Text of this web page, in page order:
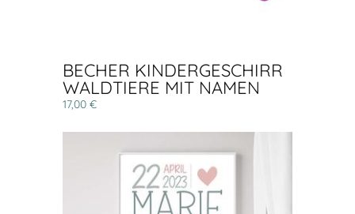
BECHER KINDERGESCHIRR
WALDTIERE MIT NAMEN
17,00 €